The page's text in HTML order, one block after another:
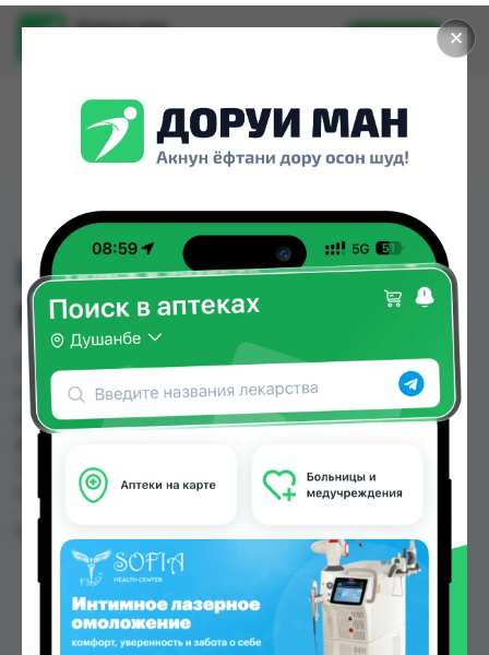
✕
Доруи ман
Установить
D3 2000 ME+100 МКГ
№60
D3 2000 ME+100 МКГ №60 можно купить или
заказать в аптеках, Аслфарм №1, Аслфарм №6,
Дорухона Бародарон, Ибн Хайян (Масрур-
TJS до 198.40 TJS в Душанбе и других городах
Таджикистана